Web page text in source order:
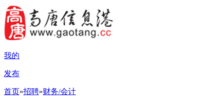
我的
发布
首页»招聘»财务/会计